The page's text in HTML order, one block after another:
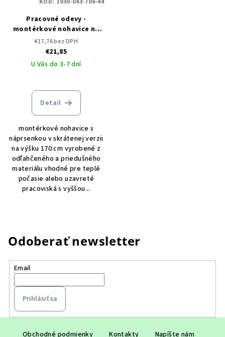
Pracovné odevy -
montérkové nohavice na
traky CXS PHOENIX CRONOS
skrátené
€17,76 bez DPH
€21,85
U Vás do 3-7 dní
Detail
montérkové nohavice s
náprsenkou v skrátenej verzii
na výšku 170 cm vyrobené z
odľahčeného a priedušného
materiálu vhodné pre teplé
počasie alebo uzavreté
pracoviská s vyššou...
KÓD: 1030-043-706-44
Odoberať newsletter
Email
Prihlásiť sa
Obchodné podmienky Kontakty Napíšte nám